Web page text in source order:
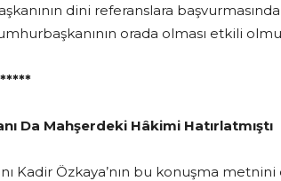
dini referanslara
orada olması etkili
Da Mahşerdeki Hâkimi Hatırlatmıştı
Kadir Özkaya’nın bu konuşma